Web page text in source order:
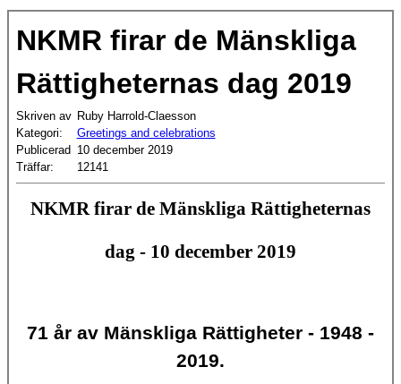
NKMR firar de Mänskliga
Rättigheternas dag 2019
Skriven av Ruby Harrold-Claesson
Kategori:
Greetings and celebrations
Publicerad 10 december 2019
Träffar:
12141
NKMR firar de Mänskliga Rättigheternas
dag - 10 december 2019
71 år av Mänskliga Rättigheter - 1948 -
2019.